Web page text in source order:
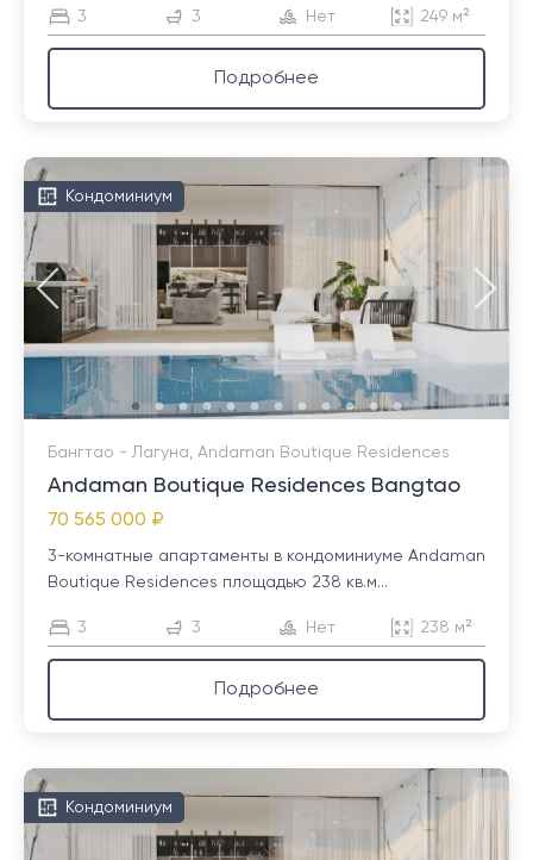
3 3 Нет 249 м²
Подробнее
Кондоминиум
Бангтао - Лагуна, Andaman Boutique Residences
Andaman Boutique Residences Bangtao
70 565 000 ₽
3-комнатные апартаменты в кондоминиуме Andaman
Boutique Residences площадью 238 кв.м...
3 3 Нет 238 м²
Подробнее
Кондоминиум